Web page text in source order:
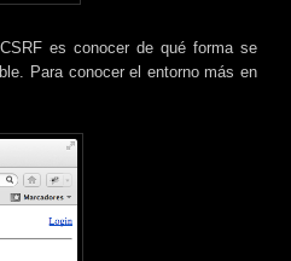
es conocer de qué forma se
Para conocer el entorno más en